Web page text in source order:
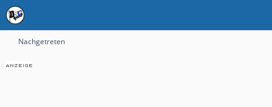
Nachgetreten